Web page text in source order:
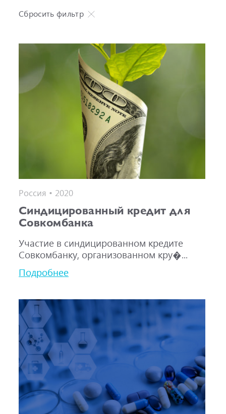
Сбросить фильтр
Россия • 2020
Синдицированный кредит для
Совкомбанка
Участие в синдицированном кредите
Совкомбанку, организованном кру�...
Подробнее